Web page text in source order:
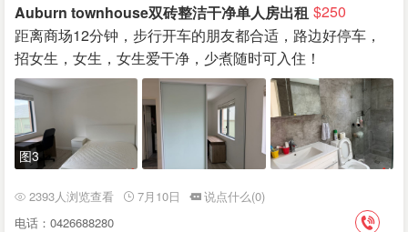
Auburn townhouse双砖整洁干净单人房出租 $250
距离商场12分钟，步行开车的朋友都合适，路边好停车，
招女生，女生，女生爱干净，少煮随时可入住！
图3
2393人浏览查看 7月10日
说点什么(0)
电话：0426688280